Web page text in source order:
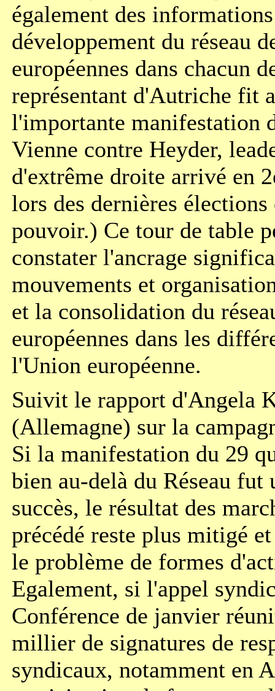
également des
développement du réseau
européennes dans chacun
représentant d'Autriche fit
l'importante manifestation
Vienne contre Heyder,
d'extrême droite arrivé en
lors des dernières
pouvoir.) Ce tour de table
constater l'ancrage
mouvements et
et la consolidation du
européennes dans les
l'Union européenne.
Suivit le rapport d'Angela
(Allemagne) sur la
Si la manifestation du 29
bien au-delà du Réseau fut
succès, le résultat des
précédé reste plus mitigé
le problème de formes
Egalement, si l'appel
Conférence de janvier
millier de signatures de
syndicaux, notamment en